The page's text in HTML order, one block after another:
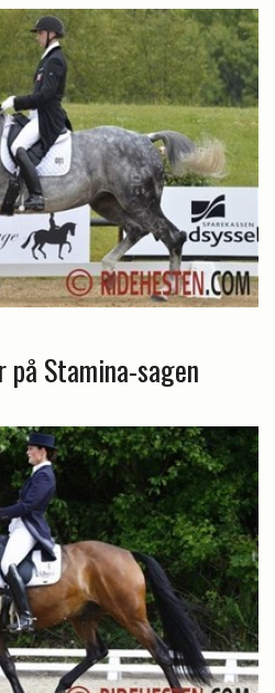
på Stamina-sagen